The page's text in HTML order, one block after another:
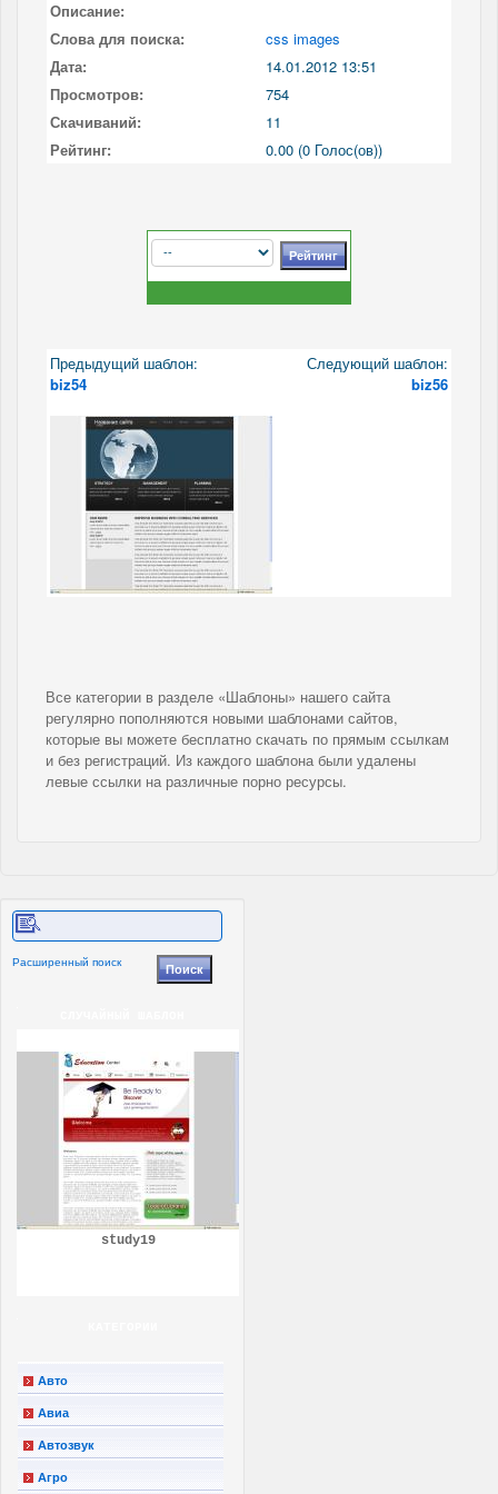
Описание:
Слова для поиска:
css images
Дата:
14.01.2012 13:51
Просмотров:
754
Скачиваний:
11
Рейтинг:
0.00 (0 Голос(ов))
Предыдущий шаблон:
biz54
Следующий шаблон:
biz56
Все категории в разделе «Шаблоны» нашего сайта
регулярно пополняются новыми шаблонами сайтов,
которые вы можете бесплатно скачать по прямым ссылкам
и без регистраций. Из каждого шаблона были удалены
левые ссылки на различные порно ресурсы.
Расширенный поиск
study19
Авто
Авиа
Автозвук
Агро